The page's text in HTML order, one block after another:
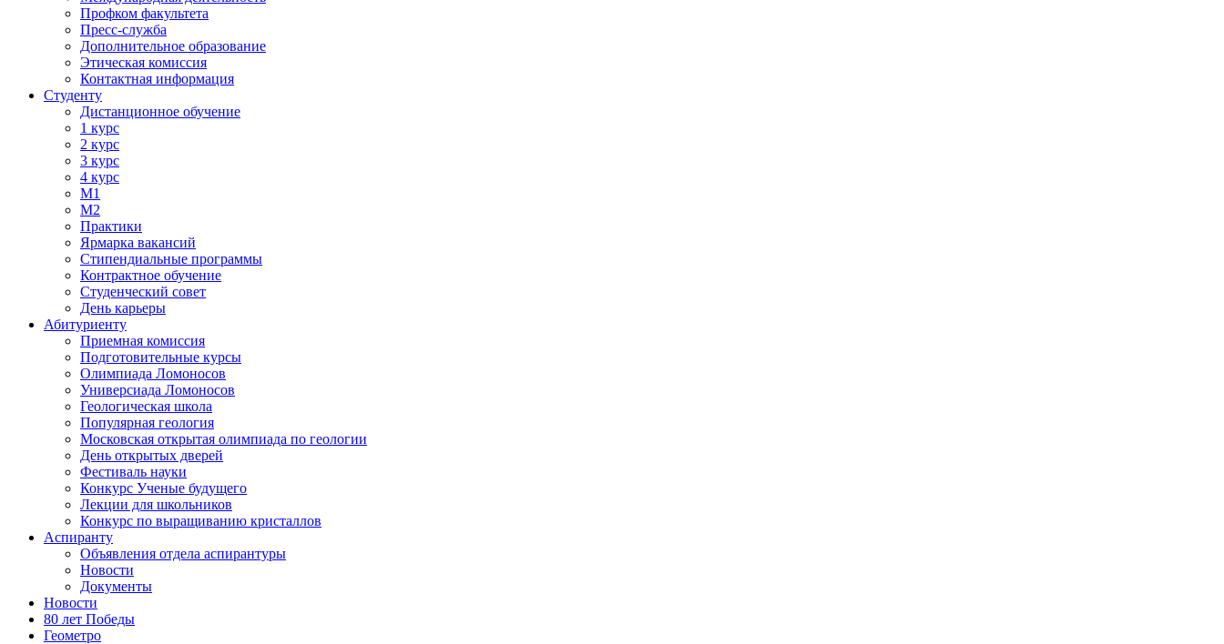
Профком факультета
Пресс-служба
Дополнительное образование
Этическая комиссия
Контактная информация
Студенту
Дистанционное обучение
1 курс
2 курс
3 курс
4 курс
М1
М2
Практики
Ярмарка вакансий
Стипендиальные программы
Контрактное обучение
Студенческий совет
День карьеры
Абитуриенту
Приемная комиссия
Подготовительные курсы
Олимпиада Ломоносов
Универсиада Ломоносов
Геологическая школа
Популярная геология
Московская открытая олимпиада по геологии
День открытых дверей
Фестиваль науки
Конкурс Ученые будущего
Лекции для школьников
Конкурс по выращиванию кристаллов
Аспиранту
Объявления отдела аспирантуры
Новости
Документы
Новости
80 лет Победы
Геометро